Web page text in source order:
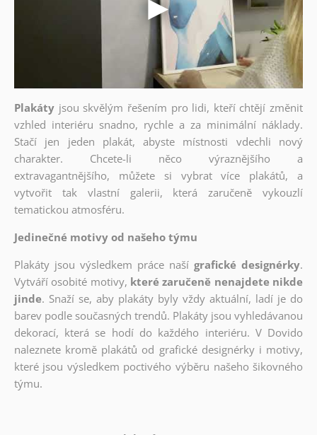
Plakáty jsou skvělým řešením pro lidi, kteří chtějí změnit
vzhled interiéru snadno, rychle a za minimální náklady.
Stačí jen jeden plakát, abyste místnosti vdechli nový
charakter. Chcete-li něco výraznějšího a
extravagantnějšího, můžete si vybrat více plakátů, a
vytvořit tak vlastní galerii, která zaručeně vykouzlí
tematickou atmosféru.
Jedinečné motivy od našeho týmu
Plakáty jsou výsledkem práce naší grafické designérky.
Vytváří osobité motivy, které zaručeně nenajdete nikde
jinde. Snaží se, aby plakáty byly vždy aktuální, ladí je do
barev podle současných trendů. Plakáty jsou vyhledávanou
dekorací, která se hodí do každého interiéru. V Dovido
naleznete kromě plakátů od grafické designérky i motivy,
které jsou výsledkem poctivého výběru našeho šikovného
týmu.